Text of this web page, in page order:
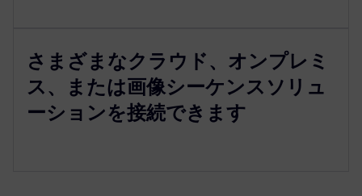
さまざまなクラウド、オンプレミ
ス、または画像シーケンスソリュ
ーションを接続できます